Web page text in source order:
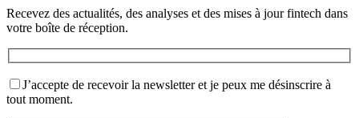
Recevez des actualités, des analyses et des mises à jour fintech dans
votre boîte de réception.
J’accepte de recevoir la newsletter et je peux me désinscrire à
tout moment.